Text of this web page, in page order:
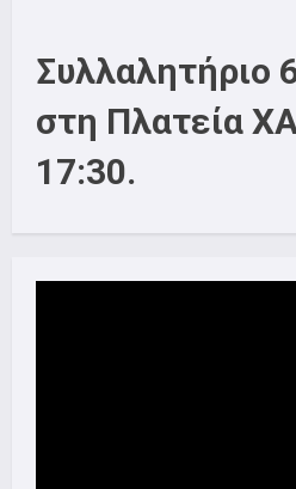
Συλλαλητήριο
στη Πλατεία
17:30.